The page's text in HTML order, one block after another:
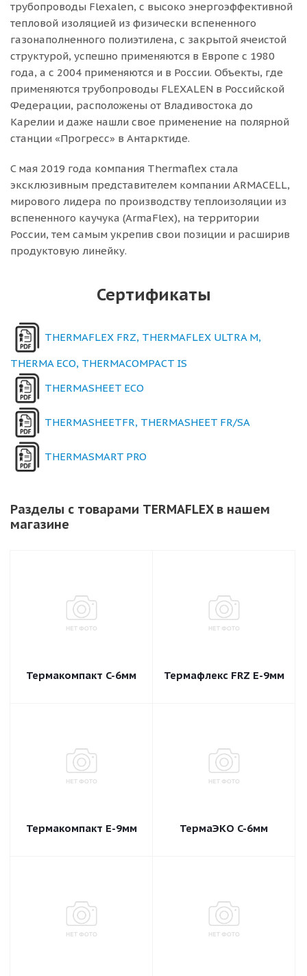
трубопроводы Flexalen, с высоко энергоэффективной
тепловой изоляцией из физически вспененного
газонаполненного полиэтилена, с закрытой ячеистой
структурой, успешно применяются в Европе с 1980
года, а с 2004 применяются и в России. Объекты, где
применяются трубопроводы FLEXALEN в Российской
Федерации, расположены от Владивостока до
Карелии и даже нашли свое применение на полярной
станции «Прогресс» в Антарктиде.
C мая 2019 года компания Thermaflex стала
эксклюзивным представителем компании ARMACELL,
мирового лидера по производству теплоизоляции из
вспененного каучука (ArmaFlex), на территории
России, тем самым укрепив свои позиции и расширив
продуктовую линейку.
Сертификаты
THERMAFLEX FRZ, THERMAFLEX ULTRA M,
THERMA ECO, THERMACOMPACT IS
THERMASHEET ECO
THERMASHEETFR, THERMASHEET FR/SA
THERMASMART PRO
Разделы с товарами TERMAFLEX в нашем
магазине
Термакомпакт C-6мм Термафлекс FRZ E-9мм
Термакомпакт E-9мм ТермаЭКО C-6мм